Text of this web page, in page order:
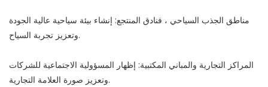
مناطق الجذب السياحي ، فنادق المنتجع: إنشاء بيئة سياحية عالية الجودة
وتعزيز تجربة السياح.
المراكز التجارية والمباني المكتبية: إظهار المسؤولية الاجتماعية للشركات
وتعزيز صورة العلامة التجارية.